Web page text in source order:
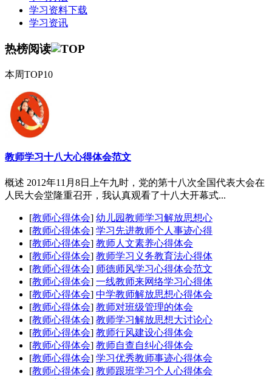
学习资料下载
学习资讯
热榜阅读
本周TOP10
教师学习十八大心得体会范文
概述 2012年11月8日上午九时，党的第十八次全国代表大会在
人民大会堂隆重召开，我认真观看了十八大开幕式...
[教师心得体会] 幼儿园教师学习解放思想心
[教师心得体会] 学习先进教师个人事迹心得
[教师心得体会] 教师人文素养心得体会
[教师心得体会] 教师学习义务教育法心得体
[教师心得体会] 师德师风学习心得体会范文
[教师心得体会] 一线教师来网络学习心得体
[教师心得体会] 中学教师解放思想心得体会
[教师心得体会] 教师对班级管理的体会
[教师心得体会] 教师学习解放思想大讨论心
[教师心得体会] 教师行风建设心得体会
[教师心得体会] 教师自查自纠心得体会
[教师心得体会] 学习优秀教师事迹心得体会
[教师心得体会] 教师跟班学习个人心得体会